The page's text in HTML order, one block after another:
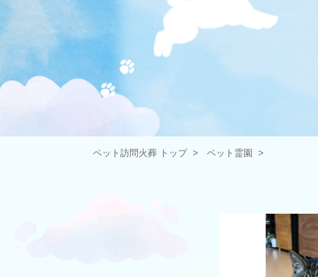
ペット訪問火葬 トップ ペット霊園